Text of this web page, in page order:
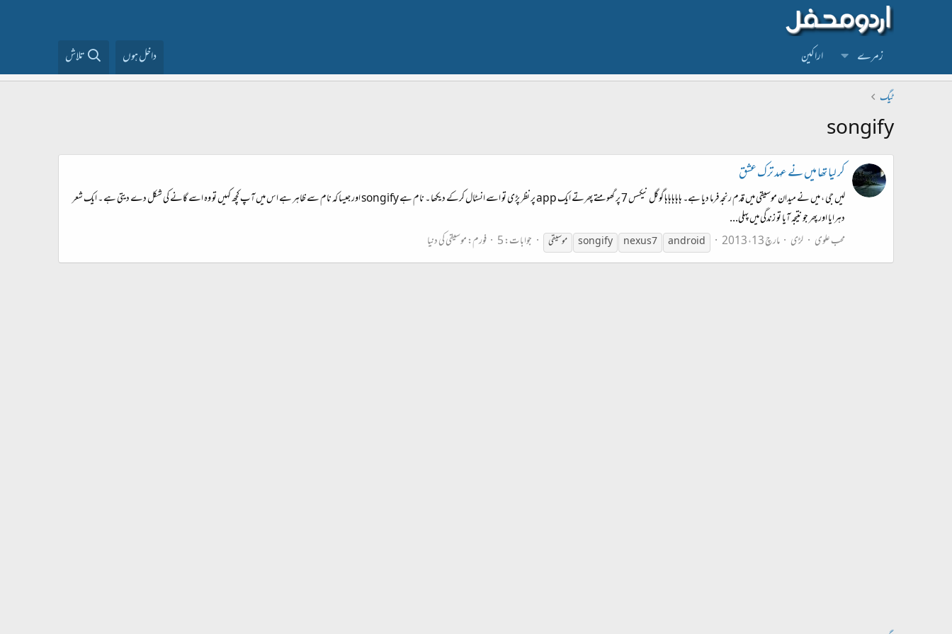
زمرے اراکین داخل ہوں تلاش
ٹیگ
songify
کر لیا تھا میں نے عہد ترک عشق
لیں جی ، میں نے میدان موسیقی میں قدم رنجہ فرما دیا ہے۔ ہاہاہاہاہا گوگل نیکسس 7 پر گھومتے پھرتے ایک app پر نظر پڑی تو اسے انسٹال کرکے دیکھا ۔ نام ہے songify اور جیسا کہ نام سے ظاہر ہے اس میں آپ کچھ کہیں تو وہ اسے گانے کی شکل دے دیتی ہے ۔ ایک شعر
دہرایا اور پھر جو نتیجہ آیا تو زندگی میں پہلی...
محب علوی
لڑی مارچ 13، 2013 android
nexus 7
songify موسیقی جوابات: 5 فورم:موسیقی کی دنیا